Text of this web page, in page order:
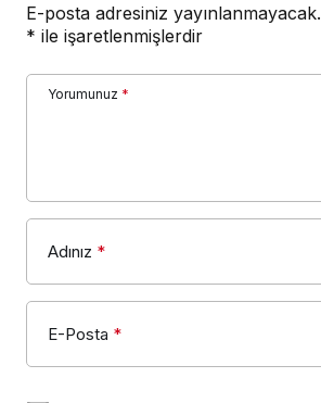
E-posta adresiniz yayınlanmayacak.
* ile işaretlenmişlerdir
Yorumunuz *
Adınız *
E-Posta *